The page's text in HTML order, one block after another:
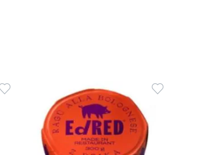
Dodaj
ulubionych
Dodaj